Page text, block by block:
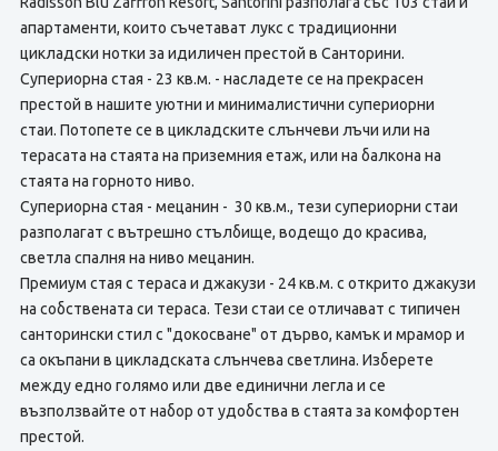
апартаменти, които съчетават лукс с традиционни
цикладски нотки за идиличен престой в Санторини.
Супериорна стая - 23 кв.м. - насладете се на прекрасен
престой в нашите уютни и минималистични супериорни
стаи. Потопете се в цикладските слънчеви лъчи или на
терасата на стаята на приземния етаж, или на балкона на
стаята на горното ниво.
Супериорна стая - мецанин - 30 кв.м., тези супериорни стаи
разполагат с вътрешно стълбище, водещо до красива,
светла спалня на ниво мецанин.
Премиум стая с тераса и джакузи - 24 кв.м. с открито джакузи
на собствената си тераса. Тези стаи се отличават с типичен
санторински стил с "докосване" от дърво, камък и мрамор и
са окъпани в цикладската слънчева светлина. Изберете
между едно голямо или две единични легла и се
възползвайте от набор от удобства в стаята за комфортен
престой.